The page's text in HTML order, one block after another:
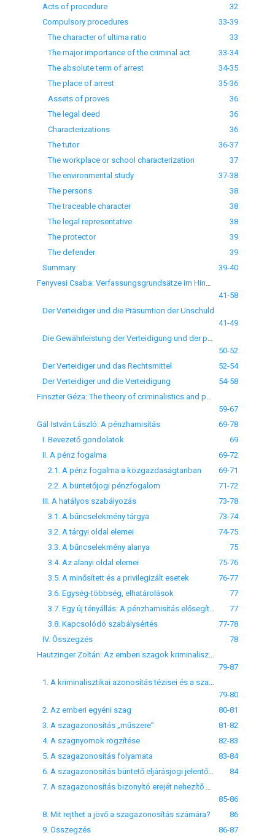
Acts of procedure
32
Compulsory procedures
33-39
The character of ultima ratio
33
The major importance of the criminal act
33-34
The absolute term of arrest
34-35
The place of arrest
35-36
Assets of proves
36
The legal deed
36
Characterizations
36
The tutor
36-37
The workplace or school characterization
37
The environmental study
37-38
The persons
38
The traceable character
38
The legal representative
38
The protector
39
The defender
39
Summary
39-40
41-58
Der Verteidiger und die Präsumtion der Unschuld
41-49
50-52
Der Verteidiger und das Rechtsmittel
52-54
Der Verteidiger und die Verteidigung
54-58
59-67
Gál István László: A pénzhamisítás
69-78
I. Bevezető gondolatok
69
II. A pénz fogalma
69-72
2.1. A pénz fogalma a közgazdaságtanban
69-71
2.2. A büntetőjogi pénzfogalom
71-72
III. A hatályos szabályozás
73-78
3.1. A bűncselekmény tárgya
73-74
3.2. A tárgyi oldal elemei
74-75
3.3. A bűncselekmény alanya
75
3.4. Az alanyi oldal elemei
75-76
3.5. A minősített és a privilegizált esetek
76-77
3.6. Egység-többség, elhatárolások
77
77
3.8. Kapcsolódó szabálysértés
77-78
IV. Összegzés
78
79-87
79-80
2. Az emberi egyéni szag
80-81
3. A szagazonosítás „műszere”
81-82
4. A szagnyomok rögzítése
82-83
5. A szagazonosítás folyamata
83-84
84
85-86
8. Mit rejthet a jövő a szagazonosítás számára?
86
9. Összegzés
86-87